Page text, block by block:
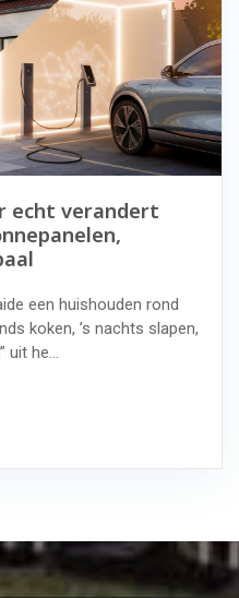
echt verandert
een huishouden rond
koken, ’s nachts slapen,
uit he...